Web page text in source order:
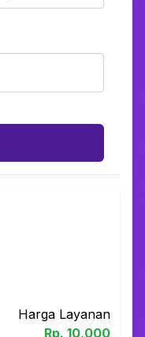
Harga Layanan
Rp. 10,000